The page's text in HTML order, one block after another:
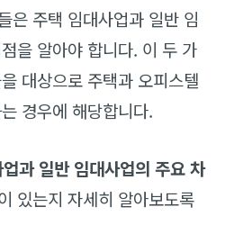
은 주택 임대사업과 일반 임
을 알아야 합니다. 이 두 가
대상으로 주택과 오피스텔
경우에 해당합니다.
과 일반 임대사업의 주요 차
있는지 자세히 알아보도록